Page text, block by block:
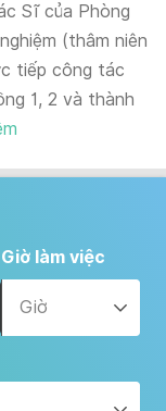
Sĩ của Phòng
(thâm niên
tiếp công tác
1, 2 và thành
Giờ làm việc
Giờ